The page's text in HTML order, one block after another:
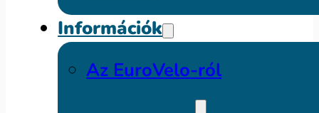
Információk
Az EuroVelo-ról